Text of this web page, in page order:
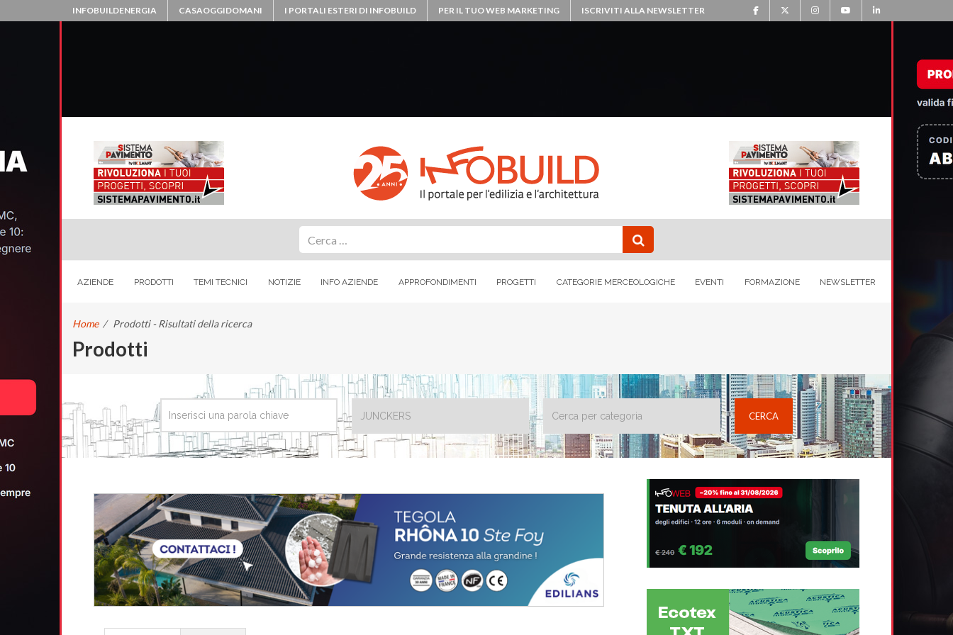
INFOBUILDENERGIA CASAOGGIDOMANI I PORTALI ESTERI DI INFOBUILD PER IL TUO WEB MARKETING ISCRIVITI ALLA NEWSLETTER
AZIENDE PRODOTTI TEMI TECNICI NOTIZIE INFO AZIENDE APPROFONDIMENTI PROGETTI CATEGORIE MERCEOLOGICHE EVENTI FORMAZIONE NEWSLETTER
Home / Prodotti - Risultati della ricerca
Prodotti